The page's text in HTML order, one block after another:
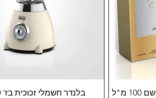
בלנדר חשמלי זכוכית בז' 500 ואט